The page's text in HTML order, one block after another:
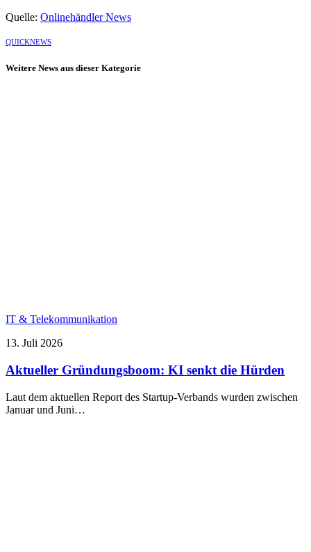
Quelle: Onlinehändler News
QUICKNEWS
Weitere News aus dieser Kategorie
IT & Telekommunikation
13. Juli 2026
Aktueller Gründungsboom: KI senkt die Hürden
Laut dem aktuellen Report des Startup-Verbands wurden zwischen
Januar und Juni…